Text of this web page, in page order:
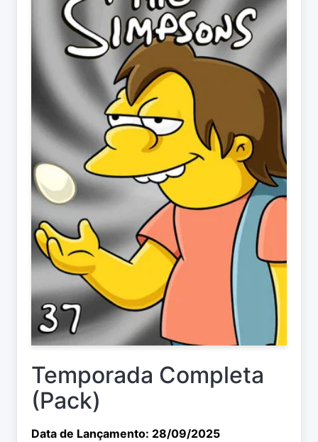
Temporada Completa
(Pack)
Data de Lançamento: 28/09/2025